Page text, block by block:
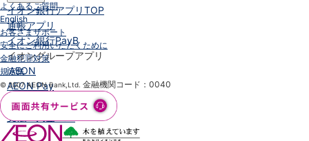
イオン銀行アプリTOP
通帳アプリ
イオン銀行PayB
イオングループアプリ
iAEON
AEON Pay
支払・入金・サービス
支払・入金
AEON Pay
よくあるご質問
English
お客さまサポート
安全にご利用いただくために
金融犯罪対策
規定集
© 2007 AEON Bank,Ltd. 金融機関コード：0040